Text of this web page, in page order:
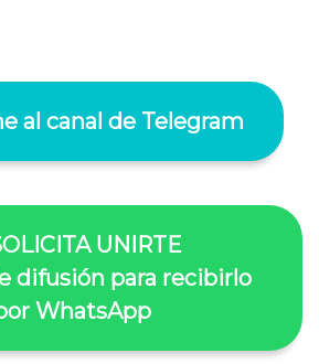
al canal de Telegram
UNIRTE
difusión para recibirlo
WhatsApp